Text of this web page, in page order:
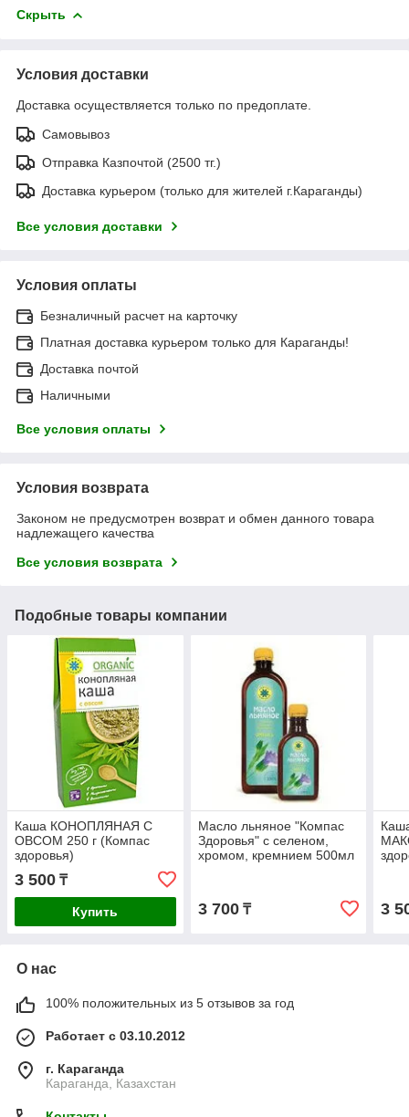
Скрыть
Условия доставки
Доставка осуществляется только по предоплате.
Самовывоз
Отправка Казпочтой (2500 тг.)
Доставка курьером (только для жителей г.Караганды)
Все условия доставки
Условия оплаты
Безналичный расчет на карточку
Платная доставка курьером только для Караганды!
Доставка почтой
Наличными
Все условия оплаты
Условия возврата
Законом не предусмотрен возврат и обмен данного товара
надлежащего качества
Все условия возврата
Подобные товары компании
Каша КОНОПЛЯНАЯ С
ОВСОМ 250 г (Компас
здоровья)
3 500 ₸
Купить
Масло льняное "Компас
Здоровья" с селеном,
хромом, кремнием 500мл
3 700₸ 3
О нас
100% положительных из 5 отзывов за год
Работает с 03.10.2012
г. Караганда
Караганда, Казахстан